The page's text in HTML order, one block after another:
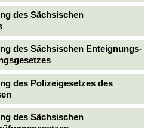
des Sächsischen
des Sächsischen Enteignungs-
des Polizeigesetzes des
des Sächsischen